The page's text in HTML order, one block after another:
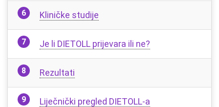
Kliničke studije
Je li DIETOLL prijevara ili ne?
Rezultati
Liječnički pregled DIETOLL-a